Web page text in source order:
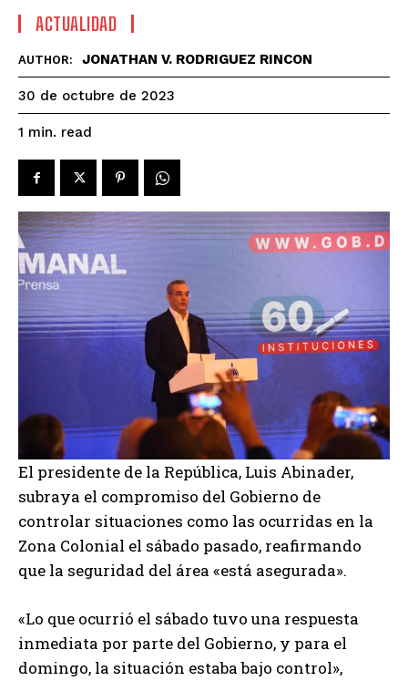
ACTUALIDAD
AUTHOR: JONATHAN V. RODRIGUEZ RINCON
30 de octubre de 2023
1 min. read
El presidente de la República, Luis Abinader,
subraya el compromiso del Gobierno de
controlar situaciones como las ocurridas en la
Zona Colonial el sábado pasado, reafirmando
que la seguridad del área «está asegurada».
«Lo que ocurrió el sábado tuvo una respuesta
inmediata por parte del Gobierno, y para el
domingo, la situación estaba bajo control»,